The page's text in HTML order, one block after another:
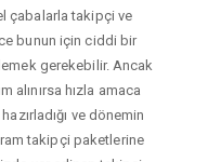
çabalarla takipçi ve
bunun için ciddi bir
gerekebilir. Ancak
alınırsa hızla amaca
ve dönemin
takipçi paketlerine